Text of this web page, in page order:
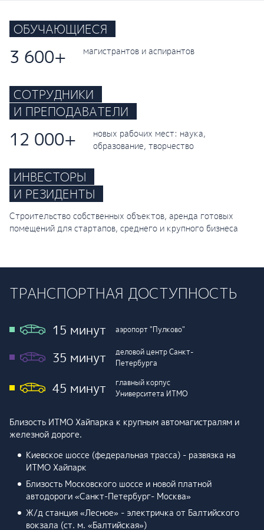
ОБУЧАЮЩИЕСЯ
3 600+ магистрантов и аспирантов
СОТРУДНИКИ
И ПРЕПОДАВАТЕЛИ
12 000+
новых рабочих мест: наука,
образование, творчество
ИНВЕСТОРЫ
И РЕЗИДЕНТЫ
Строительство собственных объектов, аренда готовых
помещений для стартапов, среднего и крупного бизнеса
ТРАНСПОРТНАЯ ДОСТУПНОСТЬ
15 минут аэропорт "Пулково"
35 минут
деловой центр Санкт-
Петербурга
45 минут
главный корпус
Университета ИТМО
Близость ИТМО Хайпарка к крупным автомагистралям и
железной дороге.
Киевское шоссе (федеральная трасса) - развязка на
ИТМО Хайпарк
Близость Московского шоссе и новой платной
автодороги «Санкт-Петербург- Москва»
Ж/д станция «Лесное» - электричка от Балтийского
вокзала (ст. м. «Балтийская»)